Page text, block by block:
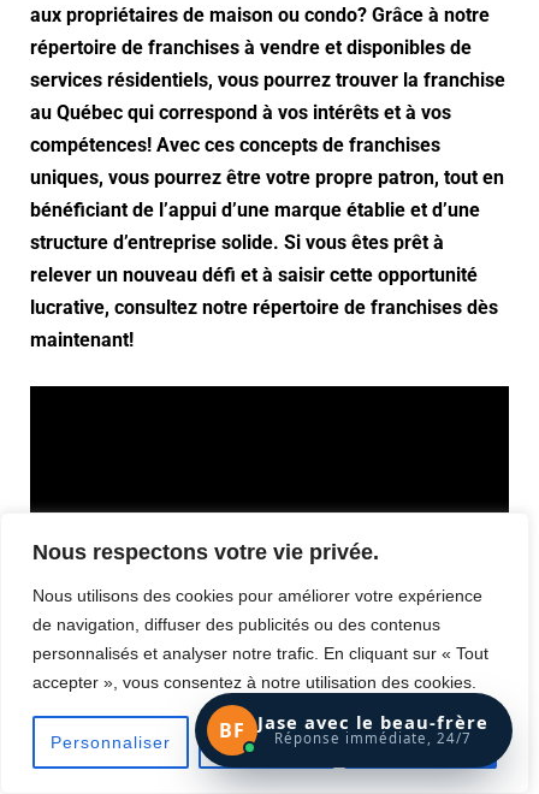
Nous respectons votre vie privée.
Nous utilisons des cookies pour améliorer votre expérience
de navigation, diffuser des publicités ou des contenus
personnalisés et analyser notre trafic. En cliquant sur « Tout
accepter », vous consentez à notre utilisation des cookies.
Personnaliser Tout rejeter Accepter tout
aux propriétaires de maison ou condo? Grâce à notre
répertoire de franchises à vendre et disponibles de
services résidentiels, vous pourrez trouver la franchise
au Québec qui correspond à vos intérêts et à vos
compétences! Avec ces concepts de franchises
uniques, vous pourrez être votre propre patron, tout en
bénéficiant de l’appui d’une marque établie et d’une
structure d’entreprise solide. Si vous êtes prêt à
relever un nouveau défi et à saisir cette opportunité
lucrative, consultez notre répertoire de franchises dès
maintenant!
Le réseau de franchise Connect-
forces
2 Videos
Introduction 0:16
Fonctionnement
BF Jase avec le beau-frère
Réponse immédiate, 24/7